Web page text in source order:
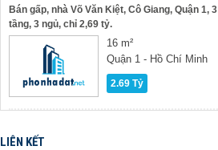
Bán gấp, nhà Võ Văn Kiệt, Cô Giang, Quận 1, 3
tầng, 3 ngủ, chỉ 2,69 tỷ.
16 m²
Quận 1 - Hồ Chí Minh
2.69 Tỷ
LIÊN KẾT